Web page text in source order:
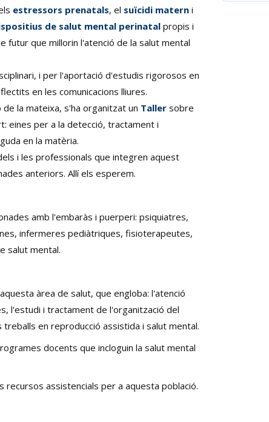
estressors prenatals, el suïcidi matern i
de salut mental perinatal propis i
futur que millorin l'atenció de la salut mental
i per l'aportació d'estudis rigorosos en
en les comunicacions lliures.
de la mateixa, s'ha organitzat un Taller sobre
eines per a la detecció, tractament i
en la matèria.
i les professionals que integren aquest
anteriors. Allí els esperem.
amb l'embaràs i puerperi: psiquiatres,
infermeres pediàtriques, fisioterapeutes,
salut mental.
àrea de salut, que engloba: l'atenció
l'estudi i tractament de l'organització del
en reproducció assistida i salut mental.
docents que incloguin la salut mental
recursos assistencials per a aquesta població.